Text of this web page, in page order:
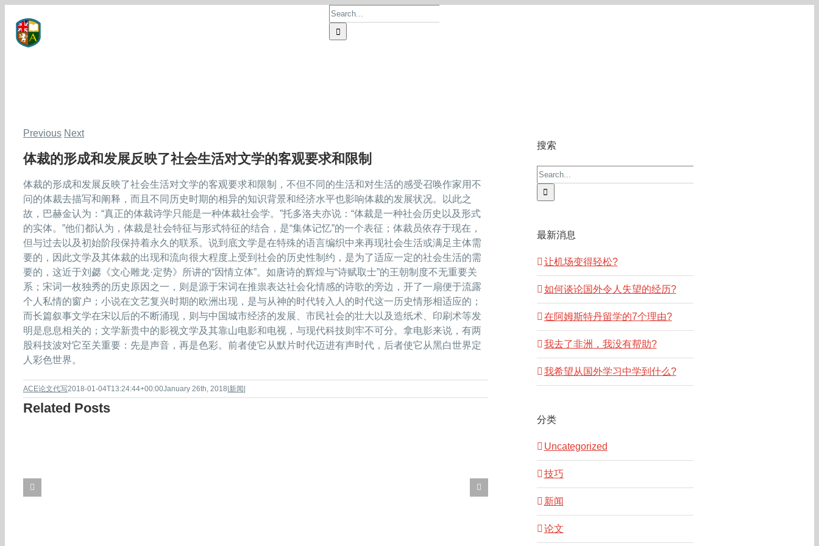
content
Search
for:
Previous Next
体裁的形成和发展反映了社会生活对文学的客观要求和限制
体裁的形成和发展反映了社会生活对文学的客观要求和限制，不但不同的生活和对生活的感受召唤作家用不
问的体裁去描写和阐释，而且不同历史时期的相异的知识背景和经济水平也影响体裁的发展状况。以此之
故，巴赫金认为：“真正的体裁诗学只能是一种体裁社会学。”托多洛夫亦说：“体裁是一种社会历史以及形式
的实体。”他们都认为，体裁是社会特征与形式特征的结合，是“集体记忆”的一个表征；体裁员依存于现在，
但与过去以及初始阶段保持着永久的联系。说到底文学是在特殊的语言编织中来再现社会生活或满足主体需
要的，因此文学及其体裁的出现和流向很大程度上受到社会的历史性制约，是为了适应一定的社会生活的需
要的，这近于刘勰《文心雕龙·定势》所讲的“因情立体”。如唐诗的辉煌与“诗赋取士”的王朝制度不无重要关
系；宋词一枚独秀的历史原因之一，则是源于宋词在推祟表达社会化情感的诗歌的旁边，开了一扇便于流露
个人私情的窗户；小说在文艺复兴时期的欧洲出现，是与从神的时代转入人的时代这一历史情形相适应的；
而长篇叙事文学在宋以后的不断涌现，则与中国城市经济的发展、市民社会的壮大以及造纸术、印刷术等发
明是息息相关的；文学新贵中的影视文学及其靠山电影和电视，与现代科技则牢不可分。拿电影来说，有两
股科技波对它至关重要：先是声音，再是色彩。前者使它从默片时代迈进有声时代，后者使它从黑白世界定
人彩色世界。
ACE论文代写2018-01-04T13:24:44+00:00January 26th, 2018|新闻|
Related Posts
搜索
Search
for:
最新消息
让机场变得轻松?
如何谈论国外令人失望的经历?
在阿姆斯特丹留学的7个理由?
我去了非洲，我没有帮助?
我希望从国外学习中学到什么?
分类
Uncategorized
技巧
新闻
论文